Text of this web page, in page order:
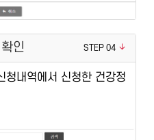
인 STEP 04
청내역에서 신청한 건강정